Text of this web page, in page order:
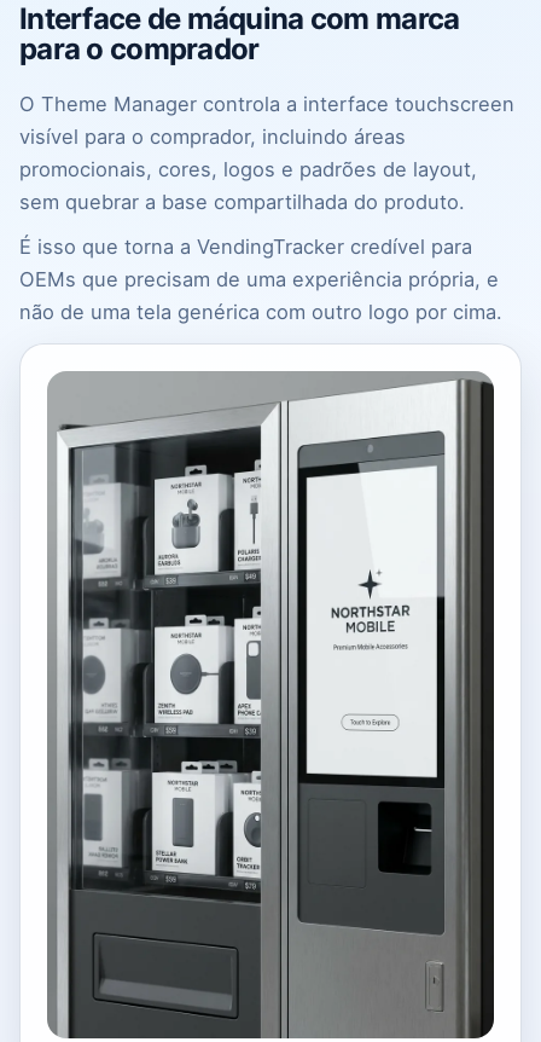
Interface de máquina com marca
para o comprador
O Theme Manager controla a interface touchscreen
visível para o comprador, incluindo áreas
promocionais, cores, logos e padrões de layout,
sem quebrar a base compartilhada do produto.
É isso que torna a VendingTracker credível para
OEMs que precisam de uma experiência própria, e
não de uma tela genérica com outro logo por cima.